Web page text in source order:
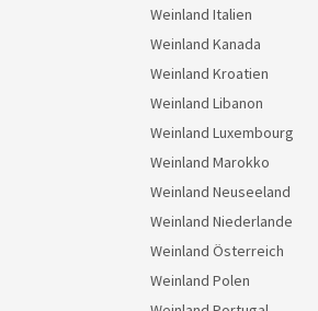
Weinland Italien
Weinland Kanada
Weinland Kroatien
Weinland Libanon
Weinland Luxembourg
Weinland Marokko
Weinland Neuseeland
Weinland Niederlande
Weinland Österreich
Weinland Polen